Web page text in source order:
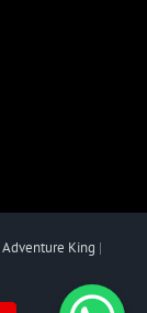
Adventure King |